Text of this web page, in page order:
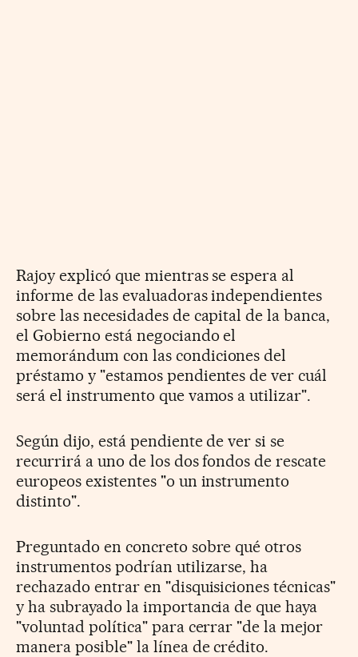
Rajoy explicó que mientras se espera al
informe de las evaluadoras independientes
sobre las necesidades de capital de la banca,
el Gobierno está negociando el
memorándum con las condiciones del
préstamo y "estamos pendientes de ver cuál
será el instrumento que vamos a utilizar".
Según dijo, está pendiente de ver si se
recurrirá a uno de los dos fondos de rescate
europeos existentes "o un instrumento
distinto".
Preguntado en concreto sobre qué otros
instrumentos podrían utilizarse, ha
rechazado entrar en "disquisiciones técnicas"
y ha subrayado la importancia de que haya
"voluntad política" para cerrar "de la mejor
manera posible" la línea de crédito.